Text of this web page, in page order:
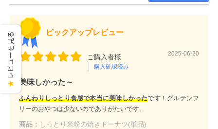
ピックアップレビュー
ご購入者様
購入確認済み
2025-06-20
美味しかった～
ふんわりしっとり食感で本当に美味しかったです！グルテンフ
リーのおやつは少ないのでありがたいです。
商品： しっとり米粉の焼きドーナツ(単品)
★
レビューを見る